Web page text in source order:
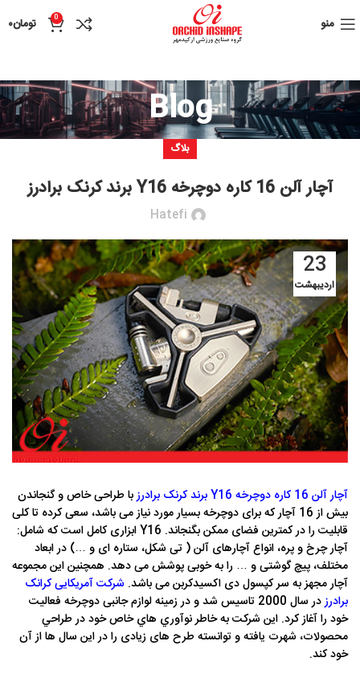
منو 0 تومان۰
Blog
بلاگ
آچار آلن 16 کاره دوچرخه Y16 برند کرنک برادرز
Hatefi
23
اردیبهشت
آچار آلن 16 کاره دوچرخه Y16 برند کرنک برادرز
با طراحی خاص و گنجاندن
بیش از 16 آچار که برای دوچرخه بسیار مورد نیاز می باشد، سعی کرده تا کلی
قابلیت را در کمترین فضای ممکن بگنجاند. Y16 ابزاری کامل است که شامل:
آچار چرخ و پره، انواع آچارهای آلن ( تی شکل، ستاره ای و …) در ابعاد
مختلف، پیچ گوشتی و … را به خوبی پوشش می دهد. همچنین این مجموعه
آچار مجهز به سر کپسول دی اکسیدکربن می باشد. شرکت آمریکایی کرانک
برادرز
در سال 2000 تاسيس شد و در زمینه لوازم جانبی دوچرخه فعالیت
خود را آغاز کرد. این شرکت به خاطر نوآوري هاي خاص خود در طراحي
محصولات، شهرت يافته و توانسته طرح های زیادی را در این سال ها از آن
خود کند.